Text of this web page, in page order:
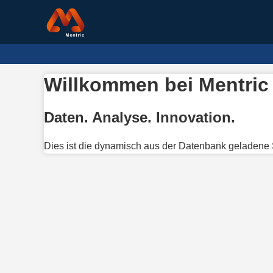
Willkommen bei Mentric
Daten. Analyse. Innovation.
Dies ist die dynamisch aus der Datenbank geladene